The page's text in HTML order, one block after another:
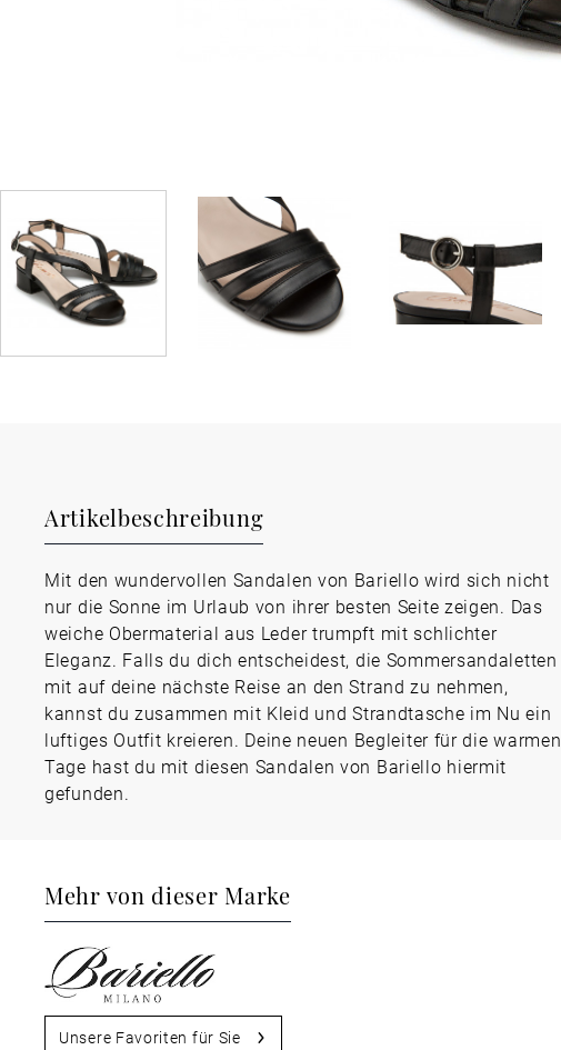
Artikelbeschreibung
Mit den wundervollen Sandalen von Bariello wird sich nicht
nur die Sonne im Urlaub von ihrer besten Seite zeigen. Das
weiche Obermaterial aus Leder trumpft mit schlichter
Eleganz. Falls du dich entscheidest, die Sommersandaletten
mit auf deine nächste Reise an den Strand zu nehmen,
kannst du zusammen mit Kleid und Strandtasche im Nu ein
luftiges Outfit kreieren. Deine neuen Begleiter für die warmen
Tage hast du mit diesen Sandalen von Bariello hiermit
gefunden.
Mehr von dieser Marke
Unsere Favoriten für Sie